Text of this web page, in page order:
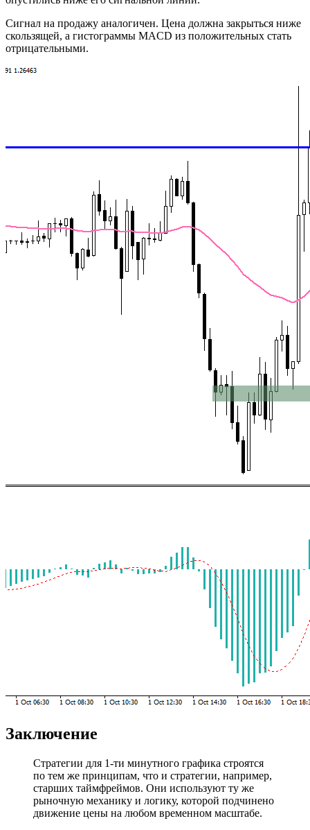
Сигнал на продажу аналогичен. Цена должна закрыться ниже
скользящей, а гистограммы MACD из положительных стать
отрицательными.
Заключение
Стратегии для 1-ти минутного графика строятся
по тем же принципам, что и стратегии, например,
старших таймфреймов. Они используют ту же
рыночную механику и логику, которой подчинено
движение цены на любом временном масштабе.